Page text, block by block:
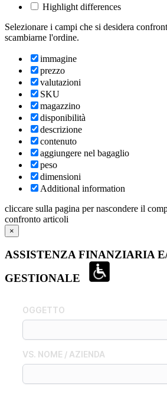
Highlight differences
Selezionare i campi che si desidera
scambiarne l'ordine.
immagine
prezzo
valutazioni
SKU
magazzino
disponibilità
descrizione
contenuto
aggiungere nel bagaglio
peso
dimensioni
Additional information
cliccare sulla pagina per nascondere il
confronto articoli
×
ASSISTENZA FINANZIARIA
GESTIONALE